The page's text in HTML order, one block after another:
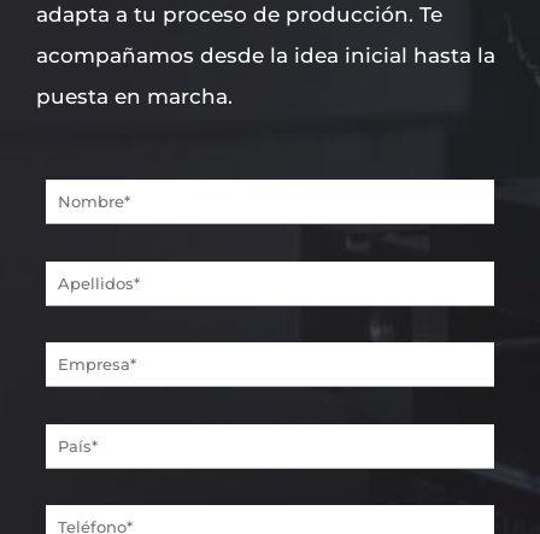
adapta a tu proceso de producción. Te
acompañamos desde la idea inicial hasta la
puesta en marcha.